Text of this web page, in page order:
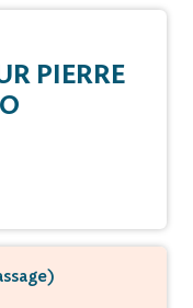
PIERRE